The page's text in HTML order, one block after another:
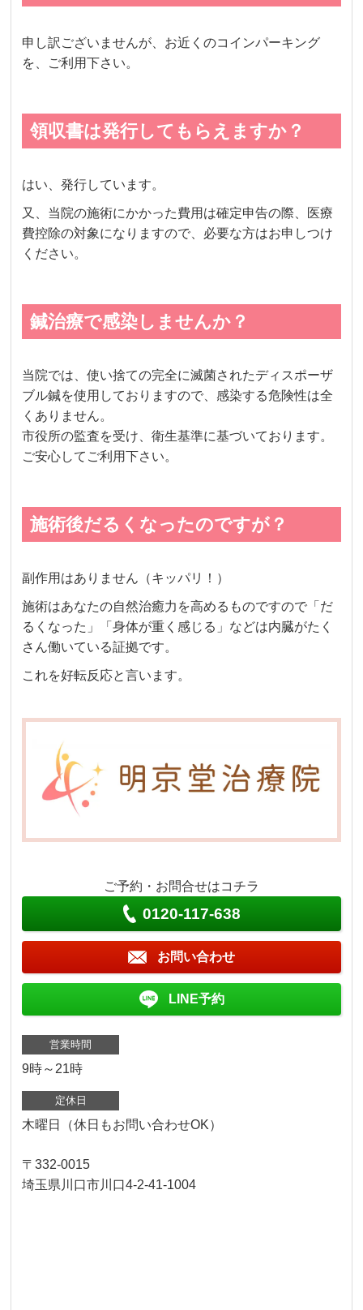
申し訳ございませんが、お近くのコインパーキング
を、ご利用下さい。
領収書は発行してもらえますか？
はい、発行しています。
又、当院の施術にかかった費用は確定申告の際、医療
費控除の対象になりますので、必要な方はお申しつけ
ください。
鍼治療で感染しませんか？
当院では、使い捨ての完全に滅菌されたディスポーザ
ブル鍼を使用しておりますので、感染する危険性は全
くありません。
市役所の監査を受け、衛生基準に基づいております。
ご安心してご利用下さい。
施術後だるくなったのですが？
副作用はありません（キッパリ！）
施術はあなたの自然治癒力を高めるものですので「だ
るくなった」「身体が重く感じる」などは内臓がたく
さん働いている証拠です。
これを好転反応と言います。
ご予約・お問合せはコチラ
0120-117-638
お問い合わせ
LINE予約
営業時間
9時～21時
定休日
木曜日（休日もお問い合わせOK）
〒332-0015
埼玉県川口市川口4-2-41-1004